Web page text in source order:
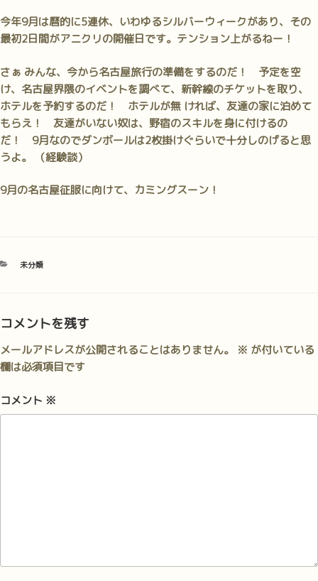
今年9月は暦的に5連休、いわゆるシルバーウィークがあり、その
最初2日間がアニクリの開催日です。テンション上がるねー！
さぁ みんな、今から名古屋旅行の準備をするのだ！ 予定を空
け、名古屋界隈のイベントを調べて、新幹線のチケットを取り、
ホテルを予約するのだ！ ホテルが無 ければ、友達の家に泊めて
もらえ！ 友達がいない奴は、野宿のスキルを身に付けるの
だ！ 9月なのでダンボールは2枚掛けぐらいで十分しのげると思
うよ。 （経験談）
9月の名古屋征服に向けて、カミングスーン！
カ
ー
未分類
コメントを残す
メールアドレスが公開されることはありません。 ※ が付いている
欄は必須項目です
コメント ※